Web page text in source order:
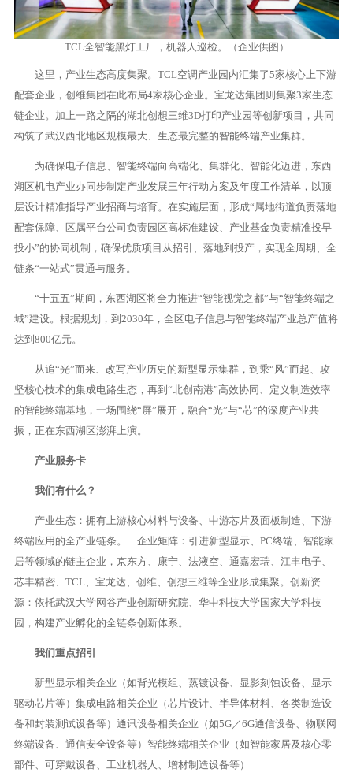
TCL全智能黑灯工厂，机器人巡检。（企业供图）
这里，产业生态高度集聚。TCL空调产业园内汇集了5家核心上下游
配套企业，创维集团在此布局4家核心企业。宝龙达集团则集聚3家生态
链企业。加上一路之隔的湖北创想三维3D打印产业园等创新项目，共同
构筑了武汉西北地区规模最大、生态最完整的智能终端产业集群。
为确保电子信息、智能终端向高端化、集群化、智能化迈进，东西
湖区机电产业办同步制定产业发展三年行动方案及年度工作清单，以顶
层设计精准指导产业招商与培育。在实施层面，形成“属地街道负责落地
配套保障、区属平台公司负责园区高标准建设、产业基金负责精准投早
投小”的协同机制，确保优质项目从招引、落地到投产，实现全周期、全
链条“一站式”贯通与服务。
“十五五”期间，东西湖区将全力推进“智能视觉之都”与“智能终端之
城”建设。根据规划，到2030年，全区电子信息与智能终端产业总产值将
达到800亿元。
从追“光”而来、改写产业历史的新型显示集群，到乘“风”而起、攻
坚核心技术的集成电路生态，再到“北创南港”高效协同、定义制造效率
的智能终端基地，一场围绕“屏”展开，融合“光”与“芯”的深度产业共
振，正在东西湖区澎湃上演。
产业服务卡
我们有什么？
产业生态：拥有上游核心材料与设备、中游芯片及面板制造、下游
终端应用的全产业链条。 企业矩阵：引进新型显示、PC终端、智能家
居等领域的链主企业，京东方、康宁、法液空、通嘉宏瑞、江丰电子、
芯丰精密、TCL、宝龙达、创维、创想三维等企业形成集聚。创新资
源：依托武汉大学网谷产业创新研究院、华中科技大学国家大学科技
园，构建产业孵化的全链条创新体系。
我们重点招引
新型显示相关企业（如背光模组、蒸镀设备、显影刻蚀设备、显示
驱动芯片等）集成电路相关企业（芯片设计、半导体材料、各类制造设
备和封装测试设备等）通讯设备相关企业（如5G／6G通信设备、物联网
终端设备、通信安全设备等）智能终端相关企业（如智能家居及核心零
部件、可穿戴设备、工业机器人、增材制造设备等）